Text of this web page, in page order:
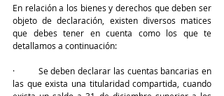
En relación a los bienes y derechos que deben ser
objeto de declaración, existen diversos matices
que debes tener en cuenta como los que te
detallamos a continuación:
·         Se deben declarar las cuentas bancarias en
las que exista una titularidad compartida, cuando